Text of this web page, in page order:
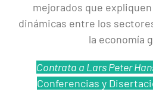
mejorados que
dinámicas entre los
la economía
Contrata a Lars Peter
Conferencias y